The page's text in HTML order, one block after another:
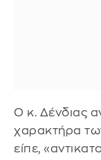
Ο κ. Δένδιας
χαρακτήρα
είπε,